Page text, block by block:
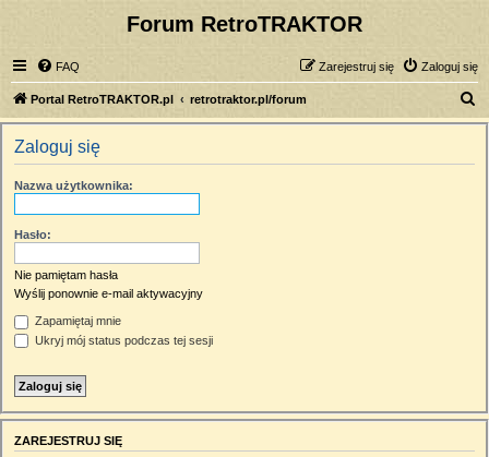
Forum RetroTRAKTOR
FAQ Zaloguj się
Zarejestruj się
Portal RetroTRAKTOR.pl retrotraktor.pl/forum
z
Zaloguj się
Nazwa użytkownika:
Hasło:
Nie pamiętam hasła
Wyślij ponownie e-mail aktywacyjny
Zapamiętaj mnie
Ukryj mój status podczas tej sesji
ZAREJESTRUJ SIĘ